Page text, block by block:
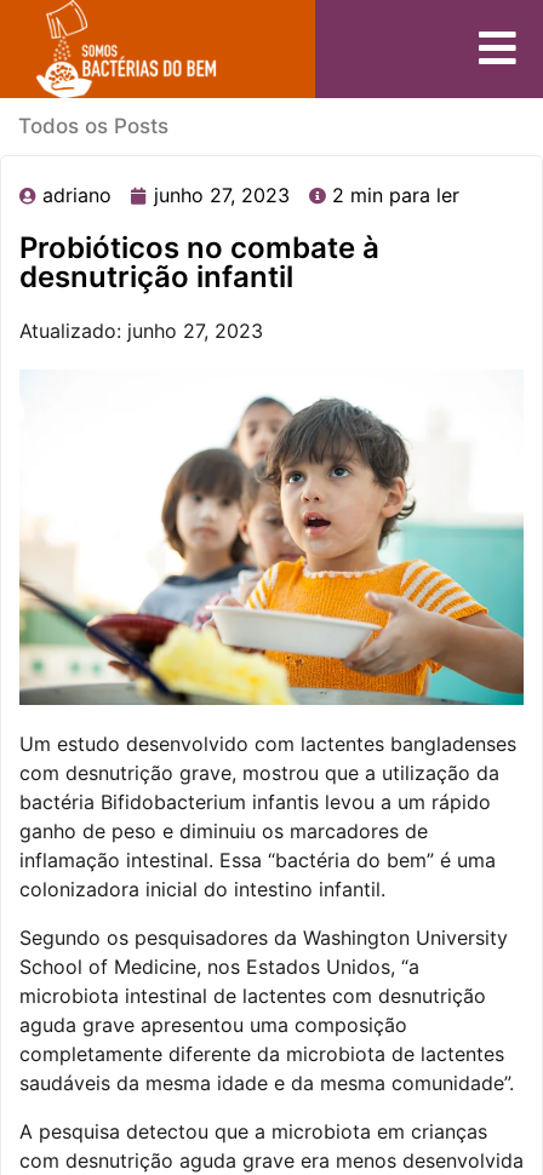
Todos os Posts
adriano junho 27, 2023 2 min para ler
Probióticos no combate à
desnutrição infantil
Atualizado: junho 27, 2023
Um estudo desenvolvido com lactentes bangladenses
com desnutrição grave, mostrou que a utilização da
bactéria Bifidobacterium infantis levou a um rápido
ganho de peso e diminuiu os marcadores de
inflamação intestinal. Essa “bactéria do bem” é uma
colonizadora inicial do intestino infantil.
Segundo os pesquisadores da Washington University
School of Medicine, nos Estados Unidos, “a
microbiota intestinal de lactentes com desnutrição
aguda grave apresentou uma composição
completamente diferente da microbiota de lactentes
saudáveis da mesma idade e da mesma comunidade”.
A pesquisa detectou que a microbiota em crianças
com desnutrição aguda grave era menos desenvolvida